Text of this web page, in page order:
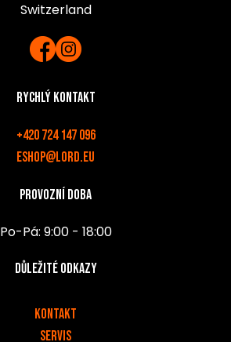
Switzerland
Rychlý kontakt
+420 724 147 096
eshop@lord.eu
Provozní doba
Po-Pá: 9:00 - 18:00
Důležité odkazy
Kontakt
Servis